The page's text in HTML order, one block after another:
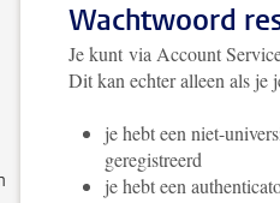
Wachtwoord
Je kunt via Account
Dit kan echter alleen als je
je hebt een niet-
geregistreerd
je hebt een